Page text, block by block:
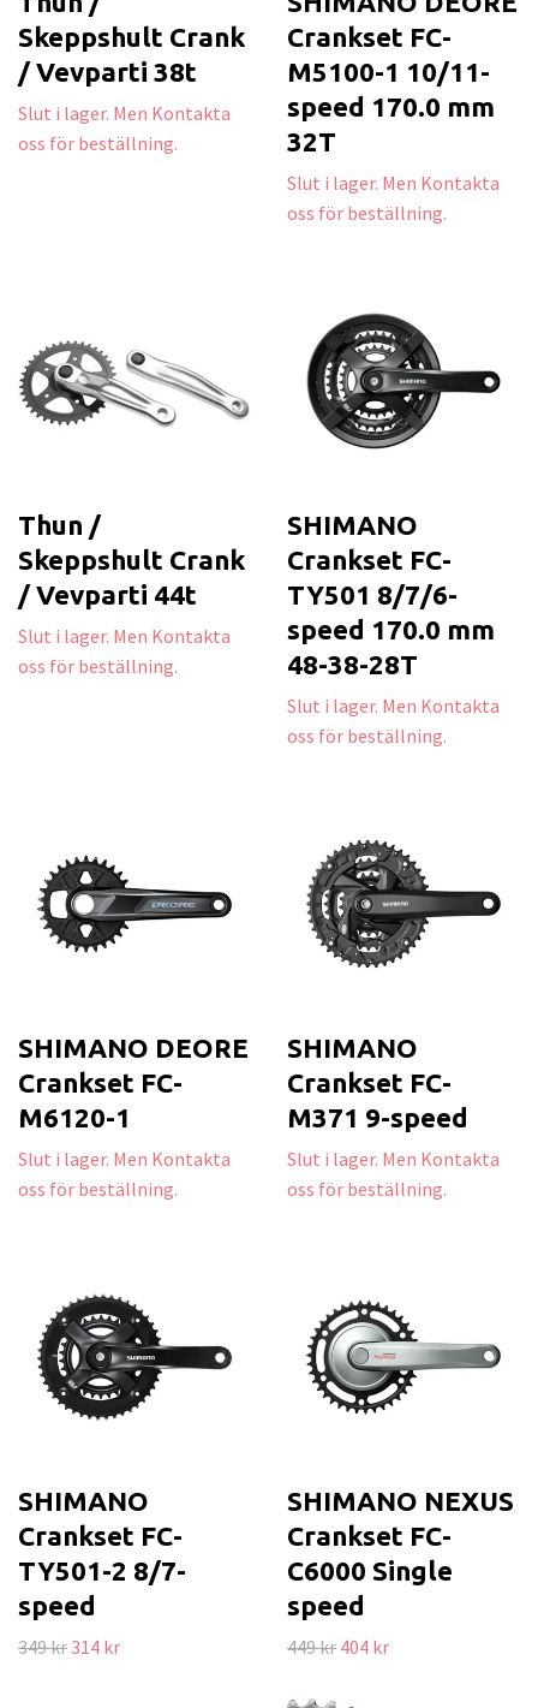
Skeppshult Crank
/ Vevparti 38t
Slut i lager. Men Kontakta
oss för beställning.
Crankset FC-
M5100-1 10/11-
speed 170.0 mm
32T
Slut i lager. Men Kontakta
oss för beställning.
Thun /
Skeppshult Crank
/ Vevparti 44t
Slut i lager. Men Kontakta
oss för beställning.
SHIMANO
Crankset FC-
TY501 8/7/6-
speed 170.0 mm
48-38-28T
Slut i lager. Men Kontakta
oss för beställning.
SHIMANO DEORE
Crankset FC-
M6120-1
Slut i lager. Men Kontakta
oss för beställning.
SHIMANO
Crankset FC-
M371 9-speed
Slut i lager. Men Kontakta
oss för beställning.
SHIMANO
Crankset FC-
TY501-2 8/7-
speed
349 kr314 kr
SHIMANO NEXUS
Crankset FC-
C6000 Single
speed
449 kr 404 kr